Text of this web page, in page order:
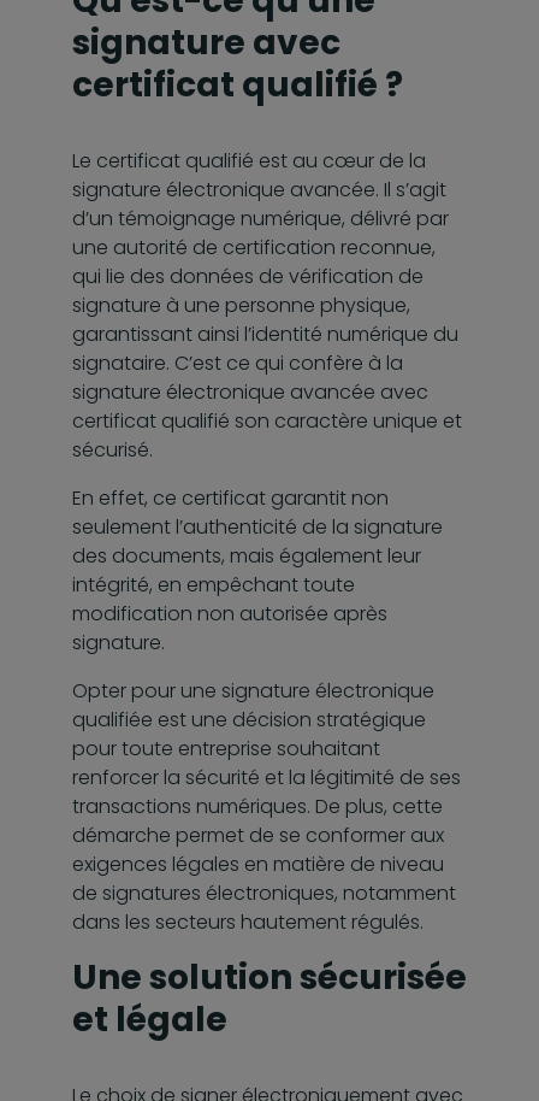
signature avec
certificat qualifié ?
Le certificat qualifié est au cœur de la
signature électronique avancée. Il s’agit
d’un témoignage numérique, délivré par
une autorité de certification reconnue,
qui lie des données de vérification de
signature à une personne physique,
garantissant ainsi l’identité numérique du
signataire. C’est ce qui confère à la
signature électronique avancée avec
certificat qualifié son caractère unique et
sécurisé.
En effet, ce certificat garantit non
seulement l’authenticité de la signature
des documents, mais également leur
intégrité, en empêchant toute
modification non autorisée après
signature.
Opter pour une signature électronique
qualifiée est une décision stratégique
pour toute entreprise souhaitant
renforcer la sécurité et la légitimité de ses
transactions numériques. De plus, cette
démarche permet de se conformer aux
exigences légales en matière de niveau
de signatures électroniques, notamment
dans les secteurs hautement régulés.
Une solution sécurisée
et légale
Le choix de signer électroniquement avec